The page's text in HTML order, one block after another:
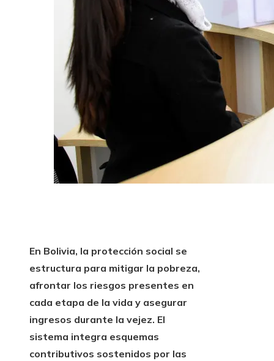
En Bolivia, la protección social se
estructura para mitigar la pobreza,
afrontar los riesgos presentes en
cada etapa de la vida y asegurar
ingresos durante la vejez. El
sistema integra esquemas
contributivos sostenidos por las